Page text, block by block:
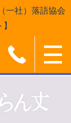
一社）落語協会